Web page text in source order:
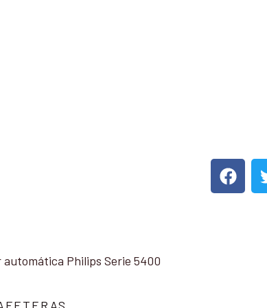
automática Philips Serie 5400